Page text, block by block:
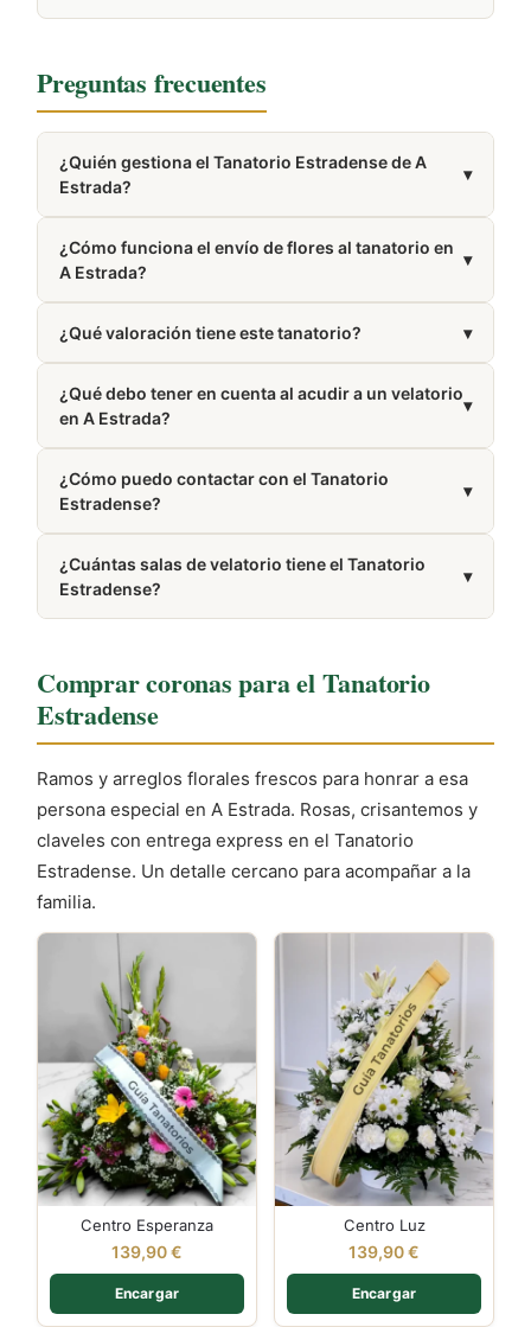
Preguntas frecuentes
¿Quién gestiona el Tanatorio Estradense de A
Estrada?
▾
¿Cómo funciona el envío de flores al tanatorio en
A Estrada?
▾
que elaboran y entregan tu pedido directamente en
el tanatorio.
¿Qué valoración tiene este tanatorio? ▾
basada en 22 reseñas de usuarios.
¿Qué debo tener en cuenta al acudir a un velatorio
en A Estrada?
▾
mantener el móvil en silencio como señal de respeto.
Un breve pésame suele ser suficiente para mostrar
¿Cómo puedo contactar con el Tanatorio
Estradense?
▾
aparece en la sección Cómo llegar de esta misma
página.
¿Cuántas salas de velatorio tiene el Tanatorio
Estradense?
▾
Comprar coronas para el Tanatorio
Estradense
Ramos y arreglos florales frescos para honrar a esa
persona especial en A Estrada. Rosas, crisantemos y
claveles con entrega express en el Tanatorio
Estradense. Un detalle cercano para acompañar a la
familia.
Centro Esperanza
139,90€
Encargar
Centro Luz
139,90€
Encargar